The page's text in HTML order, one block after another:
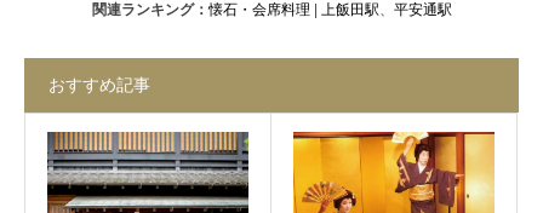
関連ランキング：懐石・会席料理 上飯田駅、 平安通駅
おすすめ記事